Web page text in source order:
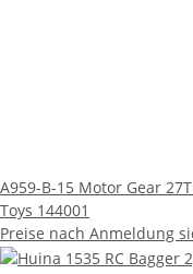
A959-B-15 Motor Gear
Toys 144001
Preise nach Anmeldung